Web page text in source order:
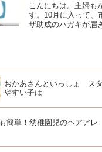
こんにちは。主婦も
す。10月に入って、
ザ助成のハガキが届
おかあさんといっしょ ス
やすい子は
簡単！幼稚園児のヘアアレ